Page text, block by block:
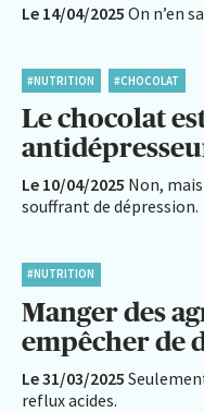
Le 14/04/2025 On n’en
#NUTRITION #CHOCOLAT
Le chocolat
Le 10/04/2025 Non,
souffrant de dépression.
#NUTRITION
Manger des
empêcher de
Le 31/03/2025
reflux acides.